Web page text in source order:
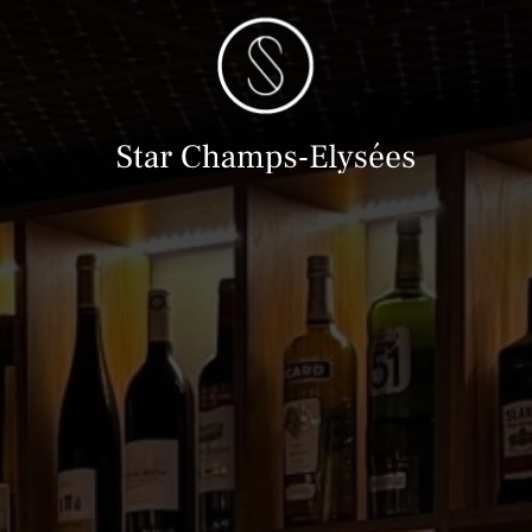
首页
酒店
房间&套间
我们的服务